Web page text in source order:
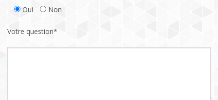
Oui Non
Votre question*